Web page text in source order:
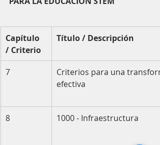
Capítulo
/ Criterio
Título / Descripción
7
Criterios para una
efectiva
8 1000 - Infraestructura